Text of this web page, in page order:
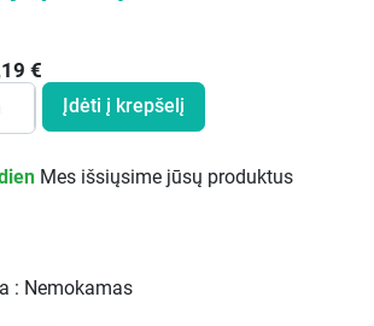
€
Įdėti į krepšelį
Mes išsiųsime jūsų produktus
: Nemokamas